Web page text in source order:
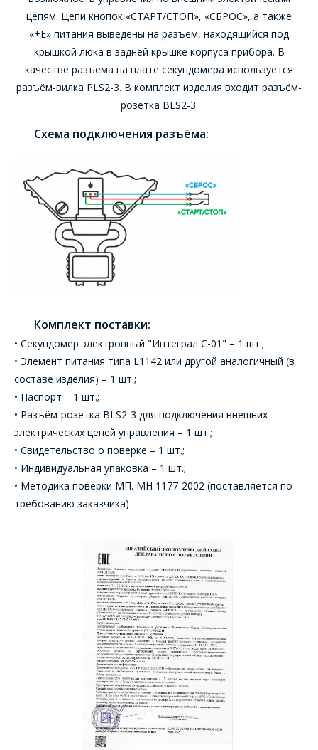
цепям. Цепи кнопок «СТАРТ/СТОП», «СБРОС», а также
«+Е» питания выведены на разъём, находящийся под
крышкой люка в задней крышке корпуса прибора. В
качестве разъёма на плате секундомера используется
разъём-вилка PLS2-3. В комплект изделия входит разъём-
розетка BLS2-3.
Схема подключения разъёма:
Комплект поставки:
• Секундомер электронный "Интеграл С-01" – 1 шт.;
• Элемент питания типа L1142 или другой аналогичный (в
составе изделия) – 1 шт.;
• Паспорт – 1 шт.;
• Разъём-розетка BLS2-3 для подключения внешних
электрических цепей управления – 1 шт.;
• Свидетельство о поверке – 1 шт.;
• Индивидуальная упаковка – 1 шт.;
• Методика поверки МП. МН 1177-2002 (поставляется по
требованию заказчика)
*- обязательные
поля
обработку
персональных данных*
- обязательные
поля